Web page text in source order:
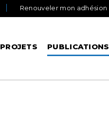
Renouveler mon adhésion
PROJETS PUBLICATIONS